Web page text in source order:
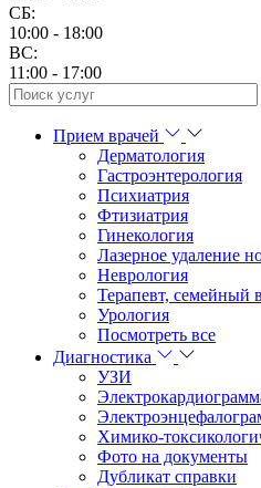
CБ:
10:00 - 18:00
ВС:
11:00 - 17:00
Прием врачей
Дерматология
Гастроэнтерология
Психиатрия
Фтизиатрия
Гинекология
Лазерное удаление
Неврология
Терапевт, семейный
Урология
Посмотреть все
Диагностика
УЗИ
Химико-
Фото на документы
Дубликат справки